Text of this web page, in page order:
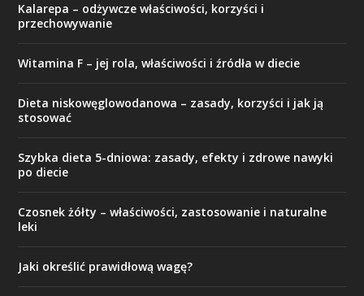
Kalarepa – odżywcze właściwości, korzyści i
przechowywanie
Witamina F – jej rola, właściwości i źródła w diecie
Dieta niskowęglowodanowa – zasady, korzyści i jak ją
stosować
Szybka dieta 5-dniowa: zasady, efekty i zdrowe nawyki
po diecie
Czosnek żółty – właściwości, zastosowanie i naturalne
leki
Jaki określić prawidłową wagę?